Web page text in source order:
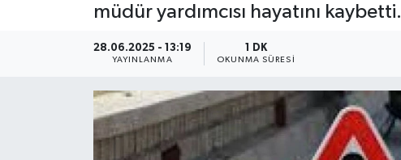
müdür yardımcısı hayatını kaybetti.
28.06.2025 - 13:19
YAYINLANMA
1 DK
OKUNMA SÜRESI